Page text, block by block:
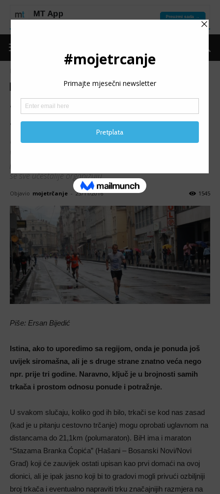
Je li vrijeme za maraton u
Sarajevu/Banjaluci?
Bosanskohercegovačka trkačka zajednica u posljednje
vrijeme ne raste samo brojnošću rekreativaca koji su
prepoznali ljepotu ovog sporta, nego i novim trkama koje
se sve učestalije organizuju.
Objavio mojetrčanje - 23/11/2016 1545
Piše: Ersan Bijedić
Istina, ako to uporedimo sa regijom, onda je ponuda još
uvijek siromašna, ali je s druge strane znatno veća nego
npr. prije tri godine. Naravno, ključ je u brojnosti samih
trkača i prostom odnosu ponude i potražnje.
U svakom slučaju, koliko god ih bilo, trkači se kod nas zasad
(kad je u pitanju cestovno trčanje) mogu oprobati uglavnom na
distancama do 21,1km (polumaraton). BiH ima i maraton
“Stazama Branka Ćopića” (Hašani – Bosanski Novi/Novi
Grad) koji će zauvijek ostati upisan kao prvi domaći na ovoj
dionici, ali je ipak jasno koji bi to gradovi mogli privući ozbiljniji
broj trkača i eventualno napraviti trku značajnijih razmjera na